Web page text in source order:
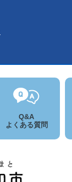
Q&A
よくある質問